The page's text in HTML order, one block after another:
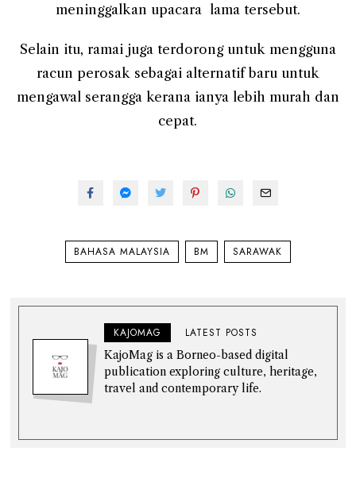
meninggalkan upacara lama tersebut.
Selain itu, ramai juga terdorong untuk mengguna
racun perosak sebagai alternatif baru untuk
mengawal serangga kerana ianya lebih murah dan
cepat.
BAHASA MALAYSIA BM SARAWAK
KAJOMAG
LATEST POSTS
KajoMag is a Borneo-based digital
publication exploring culture, heritage,
travel and contemporary life.